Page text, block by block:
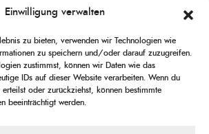
Einwilligung verwalten
zu bieten, verwenden wir Technologien wie
zu speichern und/oder darauf zuzugreifen.
zustimmst, können wir Daten wie das
IDs auf dieser Website verarbeiten. Wenn du
oder zurückziehst, können bestimmte
beeinträchtigt werden.
Völlnagel
mehrere Sprachen und berichtet
über das, was sie erlebt – als Journalistin,
PLAY